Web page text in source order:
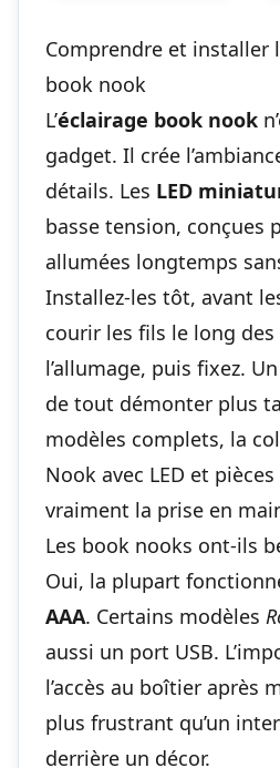
Comprendre et installer
book nook
L’éclairage book nook
gadget. Il crée
détails. Les LED
basse tension, conçues
allumées longtemps
Installez-les tôt, avant
courir les fils le long
l’allumage, puis fixez.
de tout démonter plus
modèles complets, la
Nook avec LED et
vraiment la prise en
Les book nooks ont-ils
Oui, la plupart
AAA. Certains modèles
aussi un port USB.
l’accès au boîtier après
plus frustrant qu’un
derrière un décor.